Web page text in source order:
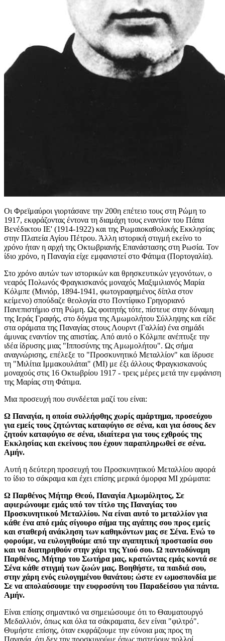
Οι Φρεϊμαύροι γιορτάσανε την 200η επέτειο τους στη Ρώμη το
1917, εκφράζοντας έντονα τη διαμάχη τους εναντίον του Πάπα
Βενέδικτου ΙΕ' (1914-1922) και της Ρωμαιοκαθολικής Εκκλησίας
στην Πλατεία Αγίου Πέτρου. Άλλη ιστορική στιγμή εκείνο το
χρόνο ήταν η αρχή της Οκτωβριανής Επανάστασης στη Ρωσία. Τον
ίδιο χρόνο, η Παναγία είχε εμφανιστεί στο Φάτιμα (Πορτογαλία).
Στο χρόνο αυτών των ιστορικών και θρησκευτικών γεγονότων, ο
νεαρός Πολωνός Φραγκισκανός μοναχός Μαξιμιλιανός Μαρία
Κόλμπε (Μινιόρ, 1894-1941, φωτογραφημένος δίπλα στον
κείμενο) σπούδαζε θεολογία στο Ποντίφικο Γρηγοριανό
Πανεπιστήμιο στη Ρώμη. Ως φοιτητής τότε, πίστευε στην δύναμη
της Ιεράς Γραφής, στο δόγμα της Αμωμολήτου Σύλληψης και είδε
στα οράματα της Παναγίας στους Λουρντ (Γαλλία) ένα σημάδι
άμυνας εναντίον της απιστίας. Από αυτό ο Κόλμπε ανέπτυξε την
ιδέα ίδρυσης μιας "Ιπποσύνης της Αμωμολήτου". Ως σήμα
αναγνώρισης, επέλεξε το "Προσκυνητικό Μεταλλίον" και ίδρυσε
τη "Μιλίτια Ιμμακουλάται" (MI) με έξι άλλους Φραγκισκανούς
μοναχούς στις 16 Οκτωβρίου 1917 - τρεις μέρες μετά την εμφάνιση
της Μαρίας στη Φάτιμα.
Μια προσευχή που συνδέεται μαζί του είναι:
Ω Παναγία, η οποία συλλήφθης χωρίς αμάρτημα, προσεύχου
για εμείς τους ζητώντας καταφύγιο σε σένα, και για όσους δεν
ζητούν καταφύγιο σε σένα, ιδιαίτερα για τους εχθρούς της
Εκκλησίας και εκείνους που έχουν παραπληρωθεί σε σένα.
Αμήν.
Αυτή η δεύτερη προσευχή του Προσκυνητικού Μεταλλίου αφορά
το ίδιο το σάκραμα και έχει επίσης μερικά όμορφα MI χρώματα:
Ω Παρθένος Μήτηρ Θεού, Παναγία Αμωμόλητος, Σε
αφιερώνουμε εμάς υπό τον τίτλο της Παναγίας του
Προσκυνητικού Μεταλλίου. Να είναι αυτό το μεταλλίον για
κάθε ένα από εμάς σίγουρο σήμα της αγάπης σου προς εμείς
και σταθερή ανάκληση των καθηκόντων μας σε Σένα. Ενώ το
φορούμε, να ευλογηθούμε από την αγαπητική προστασία σου
και να διατηρηθούν στην χάρι της Υιού σου. Ω παντοδύναμη
Παρθένος, Μήτηρ του Σωτήρα μας, κρατώντας εμάς κοντά σε
Σένα κάθε στιγμή των ζωών μας. Βοηθήστε, τα παιδιά σου,
στην χάρη ενός ευλογημένου θανάτου; ώστε εν ωμοσπονδία με
Σε να απολαύσουμε την ευφροσύνη του Παραδείσου για πάντα.
Αμήν.
Είναι επίσης σημαντικό να σημειώσουμε ότι το Θαυματουργό
Μεδαλλιόν, όπως και όλα τα σάκραματα, δεν είναι "φιλτρό".
Θυμήστε επίσης, όταν εκφράζουμε την εύνοια μας προς τη